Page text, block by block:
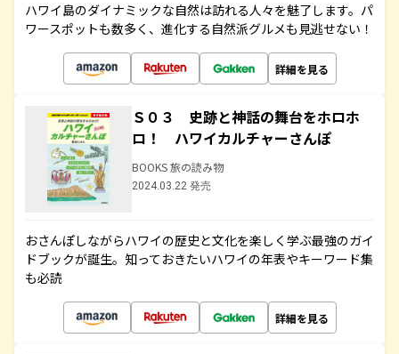
ハワイ島のダイナミックな自然は訪れる人々を魅了します。パ
ワースポットも数多く、進化する自然派グルメも見逃せない！
詳細を見る
Ｓ０３ 史跡と神話の舞台をホロホ
ロ！ ハワイカルチャーさんぽ
BOOKS 旅の読み物
2024.03.22 発売
おさんぽしながらハワイの歴史と文化を楽しく学ぶ最強のガイ
ドブックが誕生。知っておきたいハワイの年表やキーワード集
も必読
詳細を見る